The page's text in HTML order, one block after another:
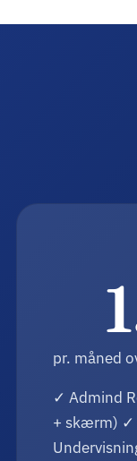
pr. måned
✓ Admind
+ skærm)